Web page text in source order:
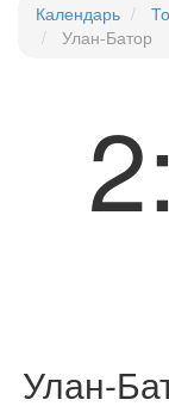
Календарь
Улан-Батор
Улан-